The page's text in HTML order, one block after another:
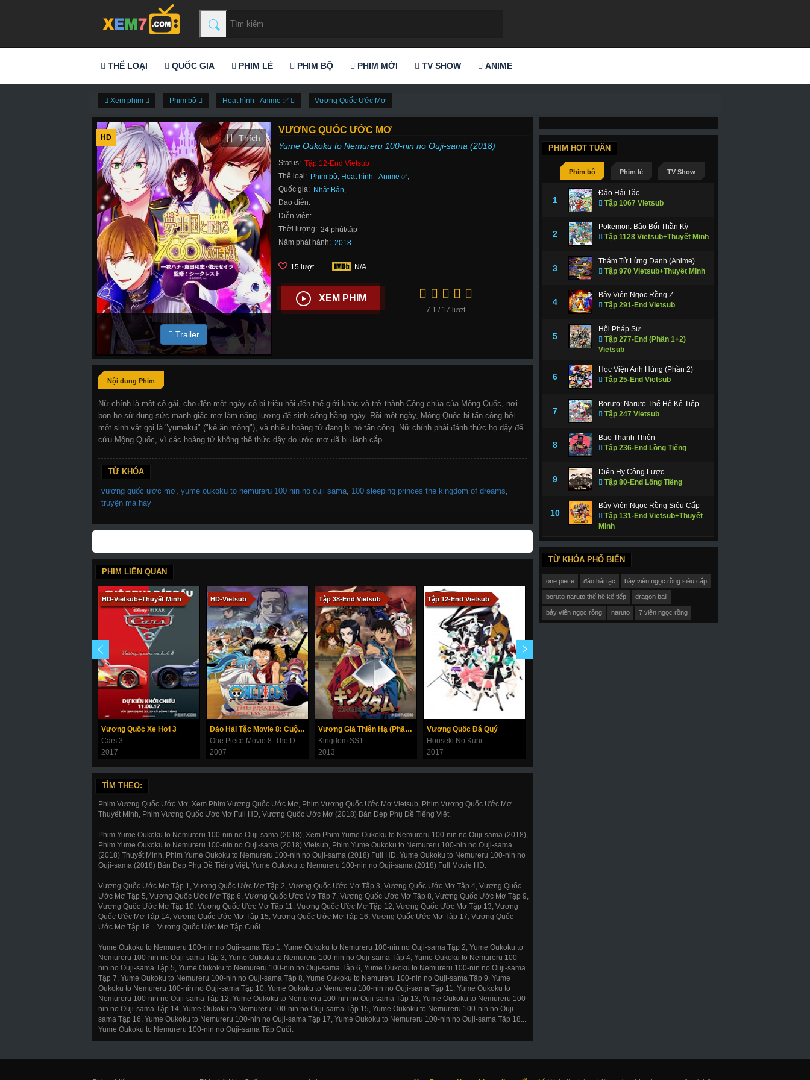
THỂ LOẠI QUỐC GIA PHIM LẺ PHIM BỘ PHIM MỚI TV SHOW ANIME
Xem phim Phim bộ Hoạt hình - Anime ✅ Vương Quốc Ước Mơ
HD
Trailer
VƯƠNG QUỐC ƯỚC MƠ
Yume Oukoku to Nemureru 100-nin no Ouji-sama (2018)
Status: Tập 12-End Vietsub
Thể loại: Phim bộ, Hoạt hình - Anime ✅,
Quốc gia: Nhật Bản,
Đạo diễn:
Diễn viên:
Thời lượng: 24 phút/tập
Năm phát hành: 2018
15 lượt N/A
XEM PHIM
7.1 / 17 lượt
Nội dung Phim
Nữ chính là một cô gái, cho đến một ngày cô bị triệu hồi đến thế giới khác và trở thành Công chúa của Mộng Quốc, nơi
bọn họ sử dụng sức mạnh giấc mơ làm năng lượng để sinh sống hằng ngày. Rồi một ngày, Mộng Quốc bị tấn công bởi
một sinh vật gọi là "yumekui" ("kẻ ăn mộng"), và nhiều hoàng tử đang bị nó tấn công. Nữ chính phải đánh thức họ dậy để
cứu Mộng Quốc, vì các hoàng tử không thể thức dậy do ước mơ đã bị đánh cắp...
TỪ KHÓA
vương quốc ước mơ yume oukoku to nemureru 100 nin no ouji sama 100 sleeping princes the kingdom of dreams
truyện ma hay
PHIM LIÊN QUAN
HD-Vietsub+Thuyết Minh
Vương Quốc Xe Hơi 3
Cars 3
2017
HD-Vietsub
Đảo Hải Tặc Movie 8: Cuộc Chiến Ở Vương Quốc Alabasta
2007
Tập 38-End Vietsub
Vương Giả Thiên Hạ (Phần 1)
Kingdom SS1
2013
Tập 12-End Vietsub
Vương Quốc Đá Quý
Houseki No Kuni
2017
Tập 39-End Vietsub Tập 25-End Vietsub
TÌM THEO:
Phim Vương Quốc Ước Mơ, Xem Phim Vương Quốc Ước Mơ, Phim Vương Quốc Ước Mơ Vietsub, Phim Vương Quốc Ước Mơ
Thuyết Minh, Phim Vương Quốc Ước Mơ Full HD, Vương Quốc Ước Mơ (2018) Bản Đẹp Phụ Đề Tiếng Việt.
Phim Yume Oukoku to Nemureru 100-nin no Ouji-sama (2018), Xem Phim Yume Oukoku to Nemureru 100-nin no Ouji-sama (2018),
Phim Yume Oukoku to Nemureru 100-nin no Ouji-sama (2018) Vietsub, Phim Yume Oukoku to Nemureru 100-nin no Ouji-sama
(2018) Thuyết Minh, Phim Yume Oukoku to Nemureru 100-nin no Ouji-sama (2018) Full HD, Yume Oukoku to Nemureru 100-nin no
Ouji-sama (2018) Bản Đẹp Phụ Đề Tiếng Việt, Yume Oukoku to Nemureru 100-nin no Ouji-sama (2018) Full Movie HD.
Vương Quốc Ước Mơ Tập 1, Vương Quốc Ước Mơ Tập 2, Vương Quốc Ước Mơ Tập 3, Vương Quốc Ước Mơ Tập 4, Vương Quốc
Ước Mơ Tập 5, Vương Quốc Ước Mơ Tập 6, Vương Quốc Ước Mơ Tập 7, Vương Quốc Ước Mơ Tập 8, Vương Quốc Ước Mơ Tập 9,
Vương Quốc Ước Mơ Tập 10, Vương Quốc Ước Mơ Tập 11, Vương Quốc Ước Mơ Tập 12, Vương Quốc Ước Mơ Tập 13, Vương
Quốc Ước Mơ Tập 14, Vương Quốc Ước Mơ Tập 15, Vương Quốc Ước Mơ Tập 16, Vương Quốc Ước Mơ Tập 17, Vương Quốc
Ước Mơ Tập 18... Vương Quốc Ước Mơ Tập Cuối.
Yume Oukoku to Nemureru 100-nin no Ouji-sama Tập 1, Yume Oukoku to Nemureru 100-nin no Ouji-sama Tập 2, Yume Oukoku to
Nemureru 100-nin no Ouji-sama Tập 3, Yume Oukoku to Nemureru 100-nin no Ouji-sama Tập 4, Yume Oukoku to Nemureru 100-
nin no Ouji-sama Tập 5, Yume Oukoku to Nemureru 100-nin no Ouji-sama Tập 6, Yume Oukoku to Nemureru 100-nin no Ouji-sama
Tập 7, Yume Oukoku to Nemureru 100-nin no Ouji-sama Tập 8, Yume Oukoku to Nemureru 100-nin no Ouji-sama Tập 9, Yume
Oukoku to Nemureru 100-nin no Ouji-sama Tập 10, Yume Oukoku to Nemureru 100-nin no Ouji-sama Tập 11, Yume Oukoku to
Nemureru 100-nin no Ouji-sama Tập 12, Yume Oukoku to Nemureru 100-nin no Ouji-sama Tập 13, Yume Oukoku to Nemureru 100-
nin no Ouji-sama Tập 14, Yume Oukoku to Nemureru 100-nin no Ouji-sama Tập 15, Yume Oukoku to Nemureru 100-nin no Ouji-
sama Tập 16, Yume Oukoku to Nemureru 100-nin no Ouji-sama Tập 17, Yume Oukoku to Nemureru 100-nin no Ouji-sama Tập 18...
Yume Oukoku to Nemureru 100-nin no Ouji-sama Tập Cuối.
PHIM HOT TUẦN
Phim bộ Phim lẻ TV Show
1
Đảo Hải Tặc
Tập 1067 Vietsub
2
Pokemon: Bảo Bối Thần Kỳ
Tập 1128 Vietsub+Thuyết Minh
3
Thám Tử Lừng Danh (Anime)
Tập 970 Vietsub+Thuyết Minh
4
Bảy Viên Ngọc Rồng Z
Tập 291-End Vietsub
5
Hội Pháp Sư
Tập 277-End (Phần 1+2)
Vietsub
6
Học Viện Anh Hùng (Phần 2)
Tập 25-End Vietsub
7
Boruto: Naruto Thế Hệ Kế Tiếp
Tập 247 Vietsub
8
Bao Thanh Thiên
Tập 236-End Lồng Tiếng
9
Diên Hy Công Lược
Tập 80-End Lồng Tiếng
10
Bảy Viên Ngọc Rồng Siêu Cấp
Tập 131-End Vietsub+Thuyết
Minh
TỪ KHÓA PHỔ BIẾN
one piece đảo hải tặc bảy viên ngọc rồng siêu cấp
boruto naruto thế hệ kế tiếp dragon ball
bảy viên ngọc rồng naruto 7 viên ngọc rồng